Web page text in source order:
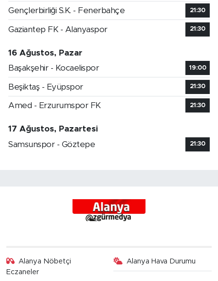
Gençlerbirliği S.K. - Fenerbahçe 21:30
Gaziantep FK - Alanyaspor 21:30
16 Ağustos, Pazar
Başakşehir - Kocaelispor
19:00
Beşiktaş - Eyüpspor 21:30
Amed - Erzurumspor FK 21:30
17 Ağustos, Pazartesi
Samsunspor - Göztepe
21:30
Alanya Nöbetçi
Eczaneler
Alanya Hava Durumu